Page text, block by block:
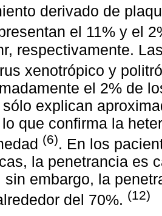
derivado de
el 11% y el
respectivamente.
xenotrópico y
el 2% de
explican
lo que confirma la
(6). En los
la penetrancia es
sin embargo, la
del 70%. (12)